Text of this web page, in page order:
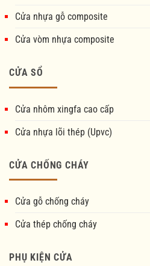
Cửa nhựa gỗ composite
Cửa vòm nhựa composite
CỬA SỔ
Cửa nhôm xingfa cao cấp
Cửa nhựa lõi thép (Upvc)
CỬA CHỐNG CHÁY
Cửa gỗ chống cháy
Cửa thép chống cháy
PHỤ KIỆN CỬA